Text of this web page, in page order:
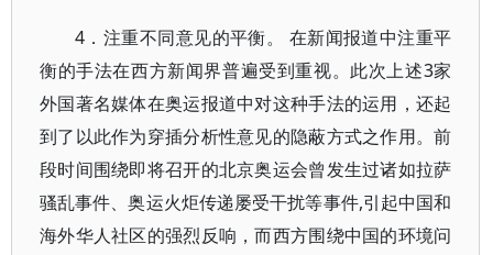
4．注重不同意见的平衡。 在新闻报道中注重平
衡的手法在西方新闻界普遍受到重视。此次上述3家
外国著名媒体在奥运报道中对这种手法的运用，还起
到了以此作为穿插分析性意见的隐蔽方式之作用。前
段时间围绕即将召开的北京奥运会曾发生过诸如拉萨
骚乱事件、奥运火炬传递屡受干扰等事件,引起中国和
海外华人社区的强烈反响，而西方围绕中国的环境问